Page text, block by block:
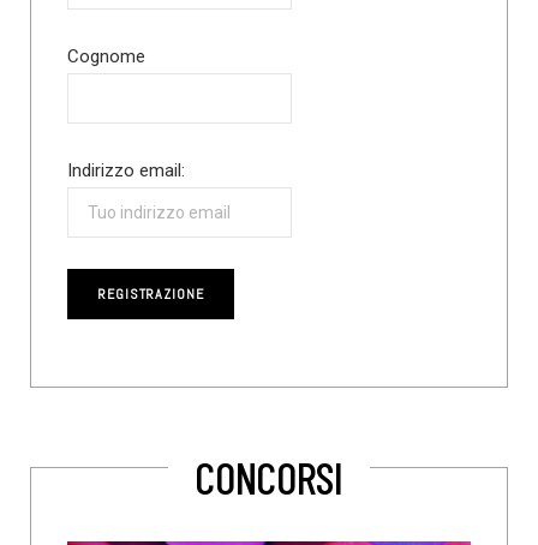
Cognome
Indirizzo email:
CONCORSI